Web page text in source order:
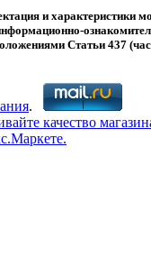
и характеристики
Статьи 437
.